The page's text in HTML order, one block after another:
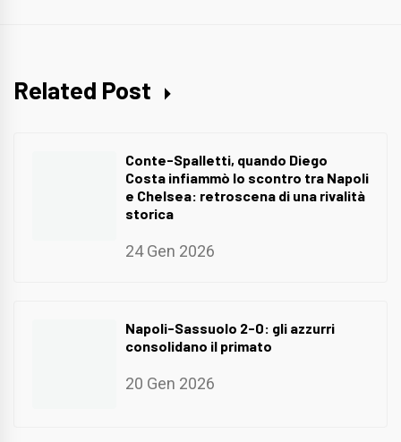
Related Post
Conte-Spalletti, quando Diego
Costa infiammò lo scontro tra Napoli
e Chelsea: retroscena di una rivalità
storica
24 Gen 2026
Napoli-Sassuolo 2-0: gli azzurri
consolidano il primato
20 Gen 2026